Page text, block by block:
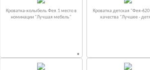
Кроватка-колыбель Фея.1 место в
номинации "Лучшая мебель"
Кроватка детская "Фея-
качества "Лучшее -